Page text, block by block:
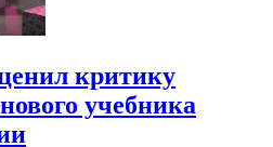
критику
учебника